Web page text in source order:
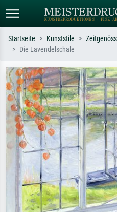
Suchen Sie nach Künstlern, Werktiteln
oder Stilen – z.B. Monet,
Sternennacht, Impressionismus, Welle
Hokusai, Akt.
Startseite Kunststile
Die Lavendelschale